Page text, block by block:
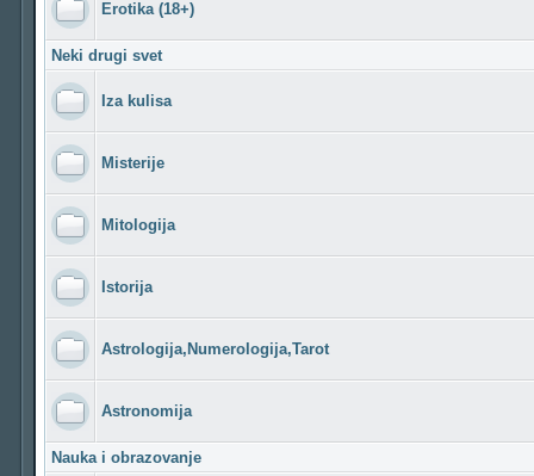
Erotika (18+)
Neki drugi svet
Iza kulisa
Misterije
Mitologija
Istorija
Astrologija,Numerologija,Tarot
Astronomija
Nauka i obrazovanje